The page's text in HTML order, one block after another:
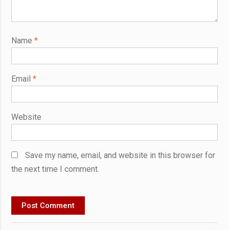
Name *
Email *
Website
Save my name, email, and website in this browser for
the next time I comment.